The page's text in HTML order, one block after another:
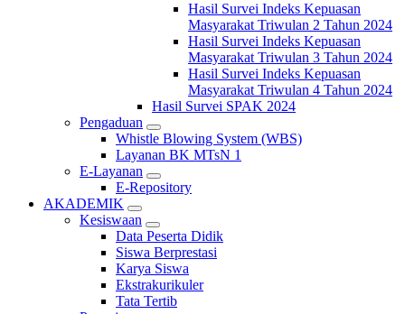
Hasil Survei Indeks Kepuasan
Masyarakat Triwulan 2 Tahun 2024
Hasil Survei Indeks Kepuasan
Masyarakat Triwulan 3 Tahun 2024
Hasil Survei Indeks Kepuasan
Masyarakat Triwulan 4 Tahun 2024
Hasil Survei SPAK 2024
Pengaduan
Whistle Blowing System (WBS)
Layanan BK MTsN 1
E-Layanan
E-Repository
AKADEMIK
Kesiswaan
Data Peserta Didik
Siswa Berprestasi
Karya Siswa
Ekstrakurikuler
Tata Tertib